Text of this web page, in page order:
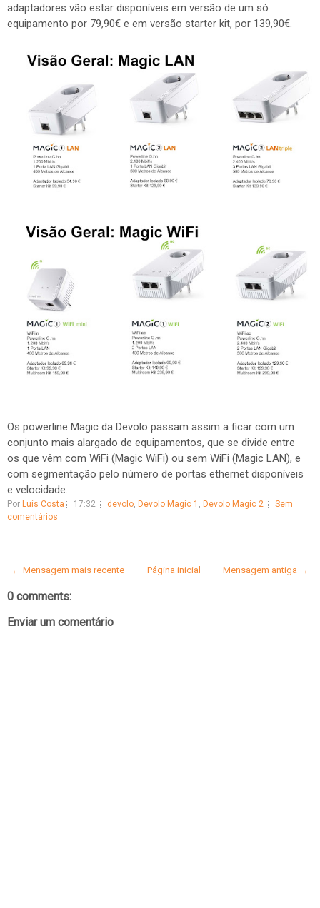
adaptadores vão estar disponíveis em versão de um só
equipamento por 79,90€ e em versão starter kit, por 139,90€.
Os powerline Magic da Devolo passam assim a ficar com um
conjunto mais alargado de equipamentos, que se divide entre
os que vêm com WiFi (Magic WiFi) ou sem WiFi (Magic LAN), e
com segmentação pelo número de portas ethernet disponíveis
e velocidade.
Por Luís Costa 17:32 devolo, Devolo Magic 1 , Devolo Magic 2
Sem
comentários
← Mensagem mais recente Mensagem antiga →
Página inicial
0 comments:
Enviar um comentário